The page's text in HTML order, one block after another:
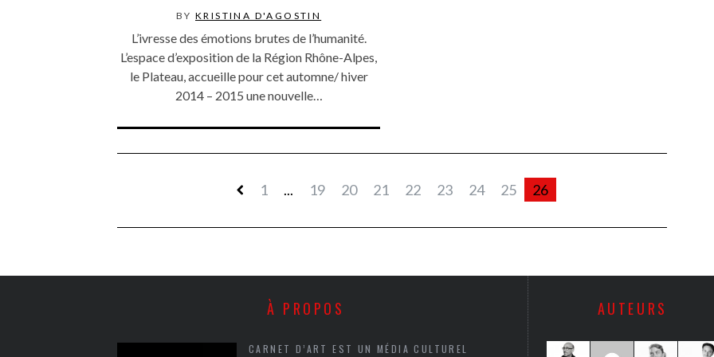
BY KRISTINA D'AGOSTIN
L’ivresse des émotions brutes de l’humanité.
L’espace d’exposition de la Région Rhône-Alpes,
le Plateau, accueille pour cet automne/ hiver
2014 – 2015 une nouvelle…
1 ... 19 20 21 22 23 24 25 26
À PROPOS
CARNET D’ART EST UN MÉDIA CULTUREL
AUTEURS